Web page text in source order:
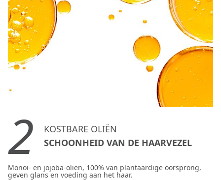
2
KOSTBARE OLIËN
SCHOONHEID VAN DE HAARVEZEL
Monoï- en jojoba-oliën, 100% van plantaardige oorsprong,
geven glans en voeding aan het haar.